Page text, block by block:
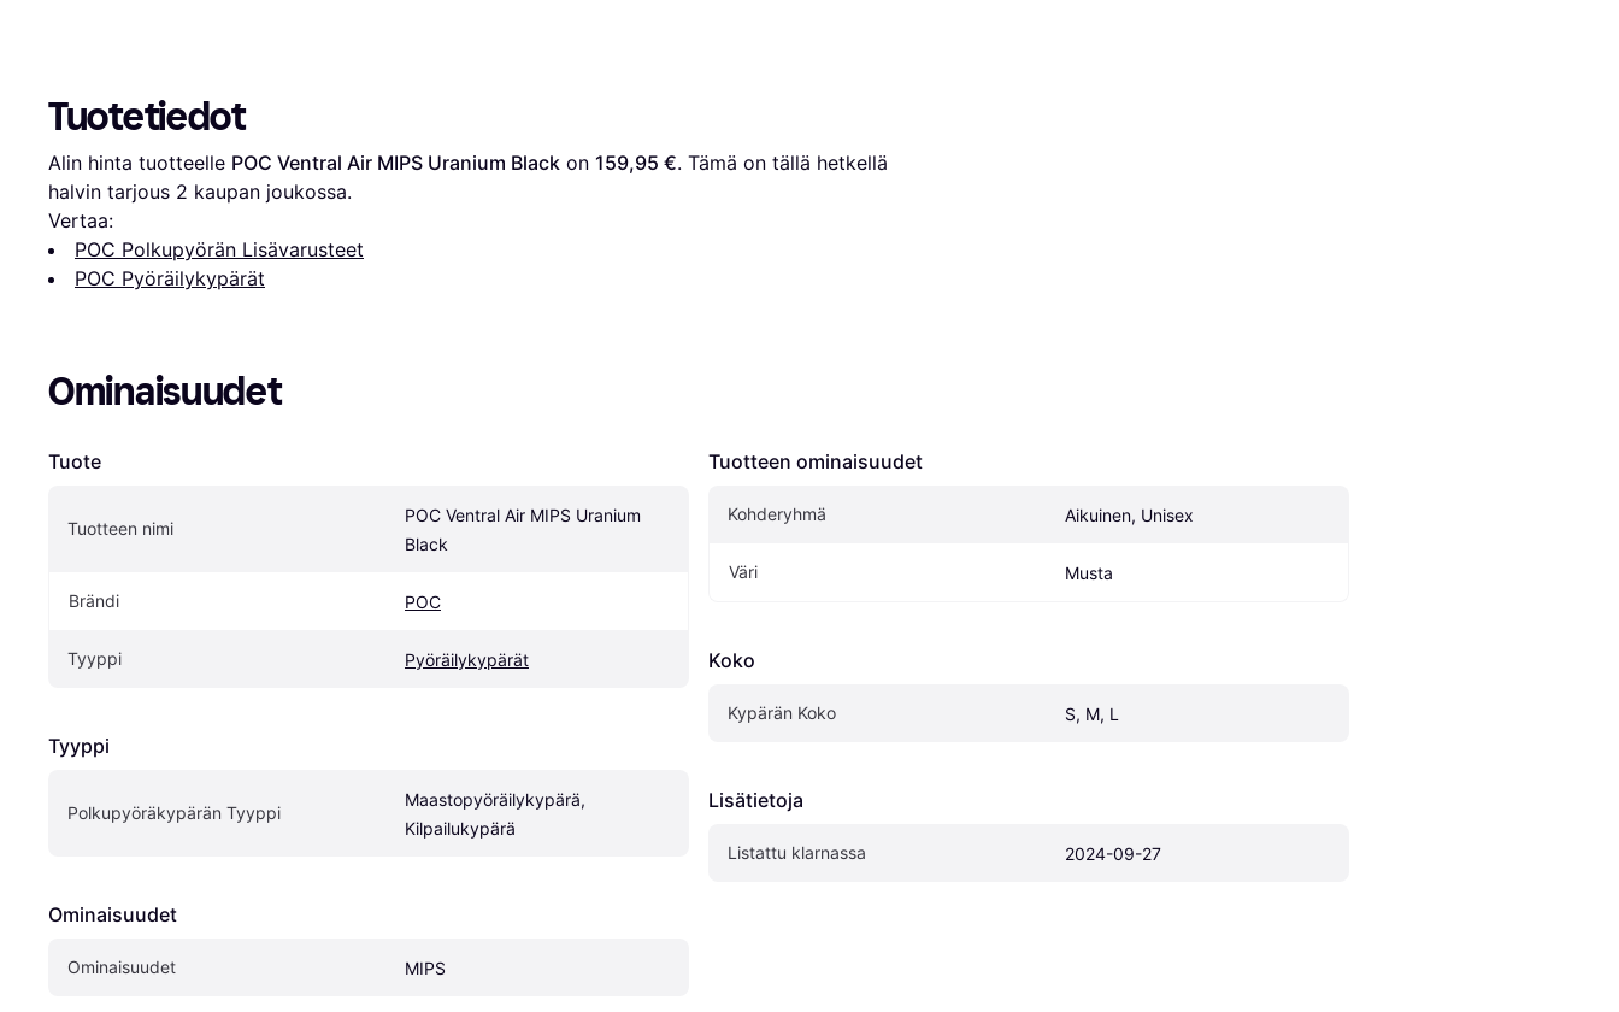
Tuotetiedot
Alin hinta tuotteelle POC Ventral Air MIPS Uranium Black on 159,95 €. Tämä on tällä hetkellä
halvin tarjous 2 kaupan joukossa.
Vertaa:
POC Polkupyörän Lisävarusteet
POC Pyöräilykypärät
Ominaisuudet
Tuote
Tuotteen nimi
POC Ventral Air MIPS Uranium
Black
Brändi POC
Tyyppi Pyöräilykypärät
Tyyppi
Polkupyöräkypärän Tyyppi
Maastopyöräilykypärä,
Kilpailukypärä
Ominaisuudet
Ominaisuudet MIPS
Tuotteen ominaisuudet
Kohderyhmä Aikuinen, Unisex
Väri Musta
Koko
Kypärän Koko S, M, L
Lisätietoja
Listattu klarnassa 2024-09-27